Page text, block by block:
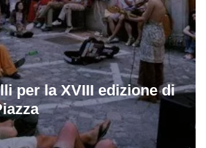
per la XVIII edizione di